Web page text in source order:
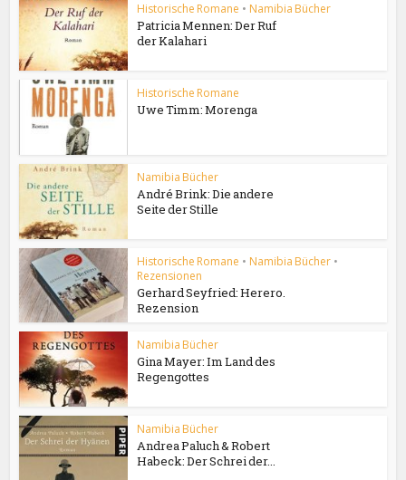
Historische Romane • Namibia Bücher
Patricia Mennen: Der Ruf
der Kalahari
Historische Romane
Uwe Timm: Morenga
Namibia Bücher
André Brink: Die andere
Seite der Stille
Historische Romane • Namibia Bücher •
Rezensionen
Gerhard Seyfried: Herero.
Rezension
Namibia Bücher
Gina Mayer: Im Land des
Regengottes
Namibia Bücher
Andrea Paluch & Robert
Habeck: Der Schrei der...